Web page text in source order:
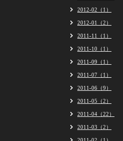
2012-02（1）
2012-01（2）
2011-11（1）
2011-10（1）
2011-09（1）
2011-07（1）
2011-06（9）
2011-05（2）
2011-04（22）
2011-03（2）